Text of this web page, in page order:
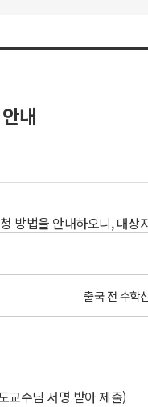
내
방법을 안내하오니, 대
출국 전 수학
교수님 서명 받아 제출)